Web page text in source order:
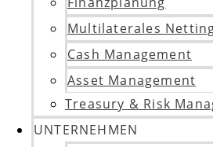
Multilaterales
Cash Management
Asset Management
Treasury & Risk
UNTERNEHMEN